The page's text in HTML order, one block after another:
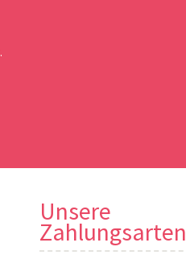
Unsere
Zahlungsarten